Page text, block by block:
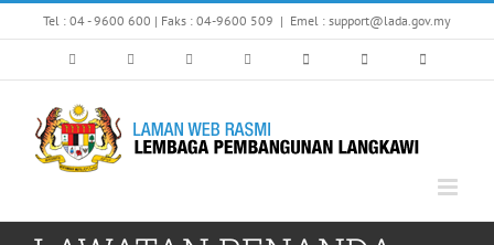
to
Tel : 04 - 9600 600 | Faks : 04-9600 509 | Emel : support@lada.gov.my